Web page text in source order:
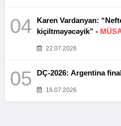
04
Karen Vardanyan:
kiçiltməyəcəyik” -
22.07.2026
05 DÇ-2026: Argentina
16.07.2026